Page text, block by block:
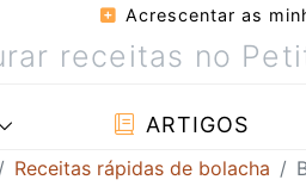
Acrescentar as
ARTIGOS
Receitas rápidas de bolacha